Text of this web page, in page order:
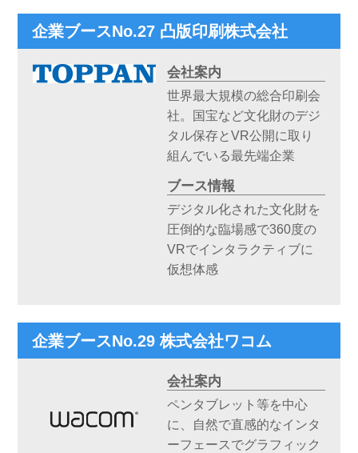
企業ブースNo.27 凸版印刷株式会社
会社案内
世界最大規模の総合印刷会
社。国宝など文化財のデジ
タル保存とVR公開に取り
組んでいる最先端企業
ブース情報
デジタル化された文化財を
圧倒的な臨場感で360度の
VRでインタラクティブに
仮想体感
企業ブースNo.29 株式会社ワコム
会社案内
ペンタブレット等を中心
に、自然で直感的なインタ
ーフェースでグラフィック